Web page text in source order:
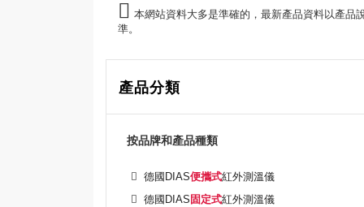
本網站資料大多是準確的，最新產品資料以產品
準。
產品分類
按品牌和產品種類
德國DIAS便攜式紅外測溫儀
德國DIAS固定式紅外測溫儀